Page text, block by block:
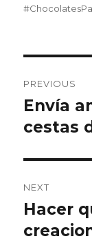
PREVIOUS
Previous
post:
Envía
cestas
NEXT
Next
post:
Hacer